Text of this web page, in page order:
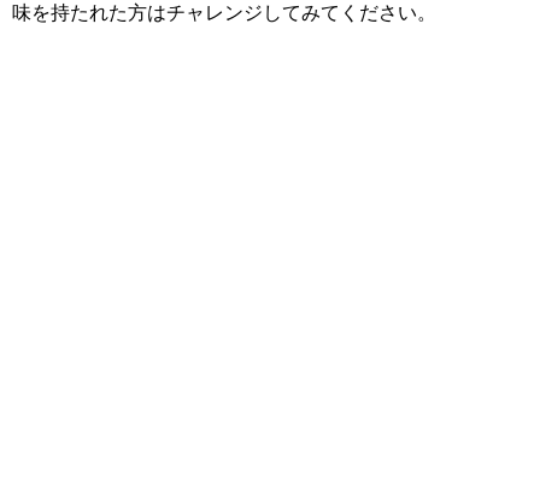
味を持たれた方はチャレンジしてみてください。